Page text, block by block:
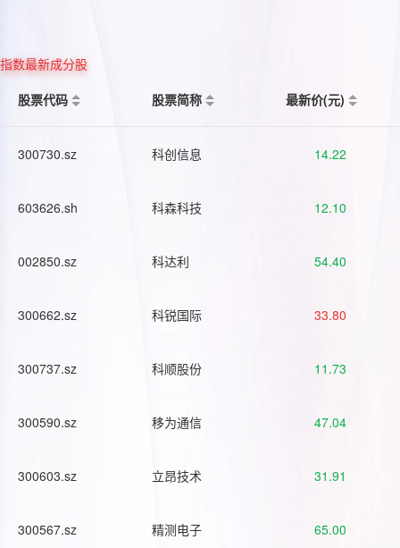
指数最新成分股
股票代码
股票简称 最新价(元)
300730.sz 科创信息 14.22
603626.sh 科森科技 12.10
002850.sz 科达利 54.40
300662.sz 科锐国际 33.80
300737.sz 科顺股份 11.73
300590.sz 移为通信 47.04
300603.sz 立昂技术 31.91
300567.sz 精测电子 65.00